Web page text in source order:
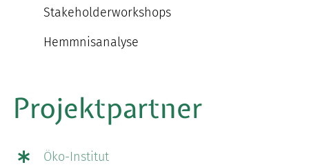
Stakeholderworkshops
Hemmnisanalyse
Projektpartner
Öko-Institut